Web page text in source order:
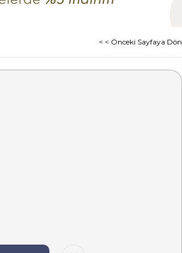
< < Önceki Sayfaya Dön